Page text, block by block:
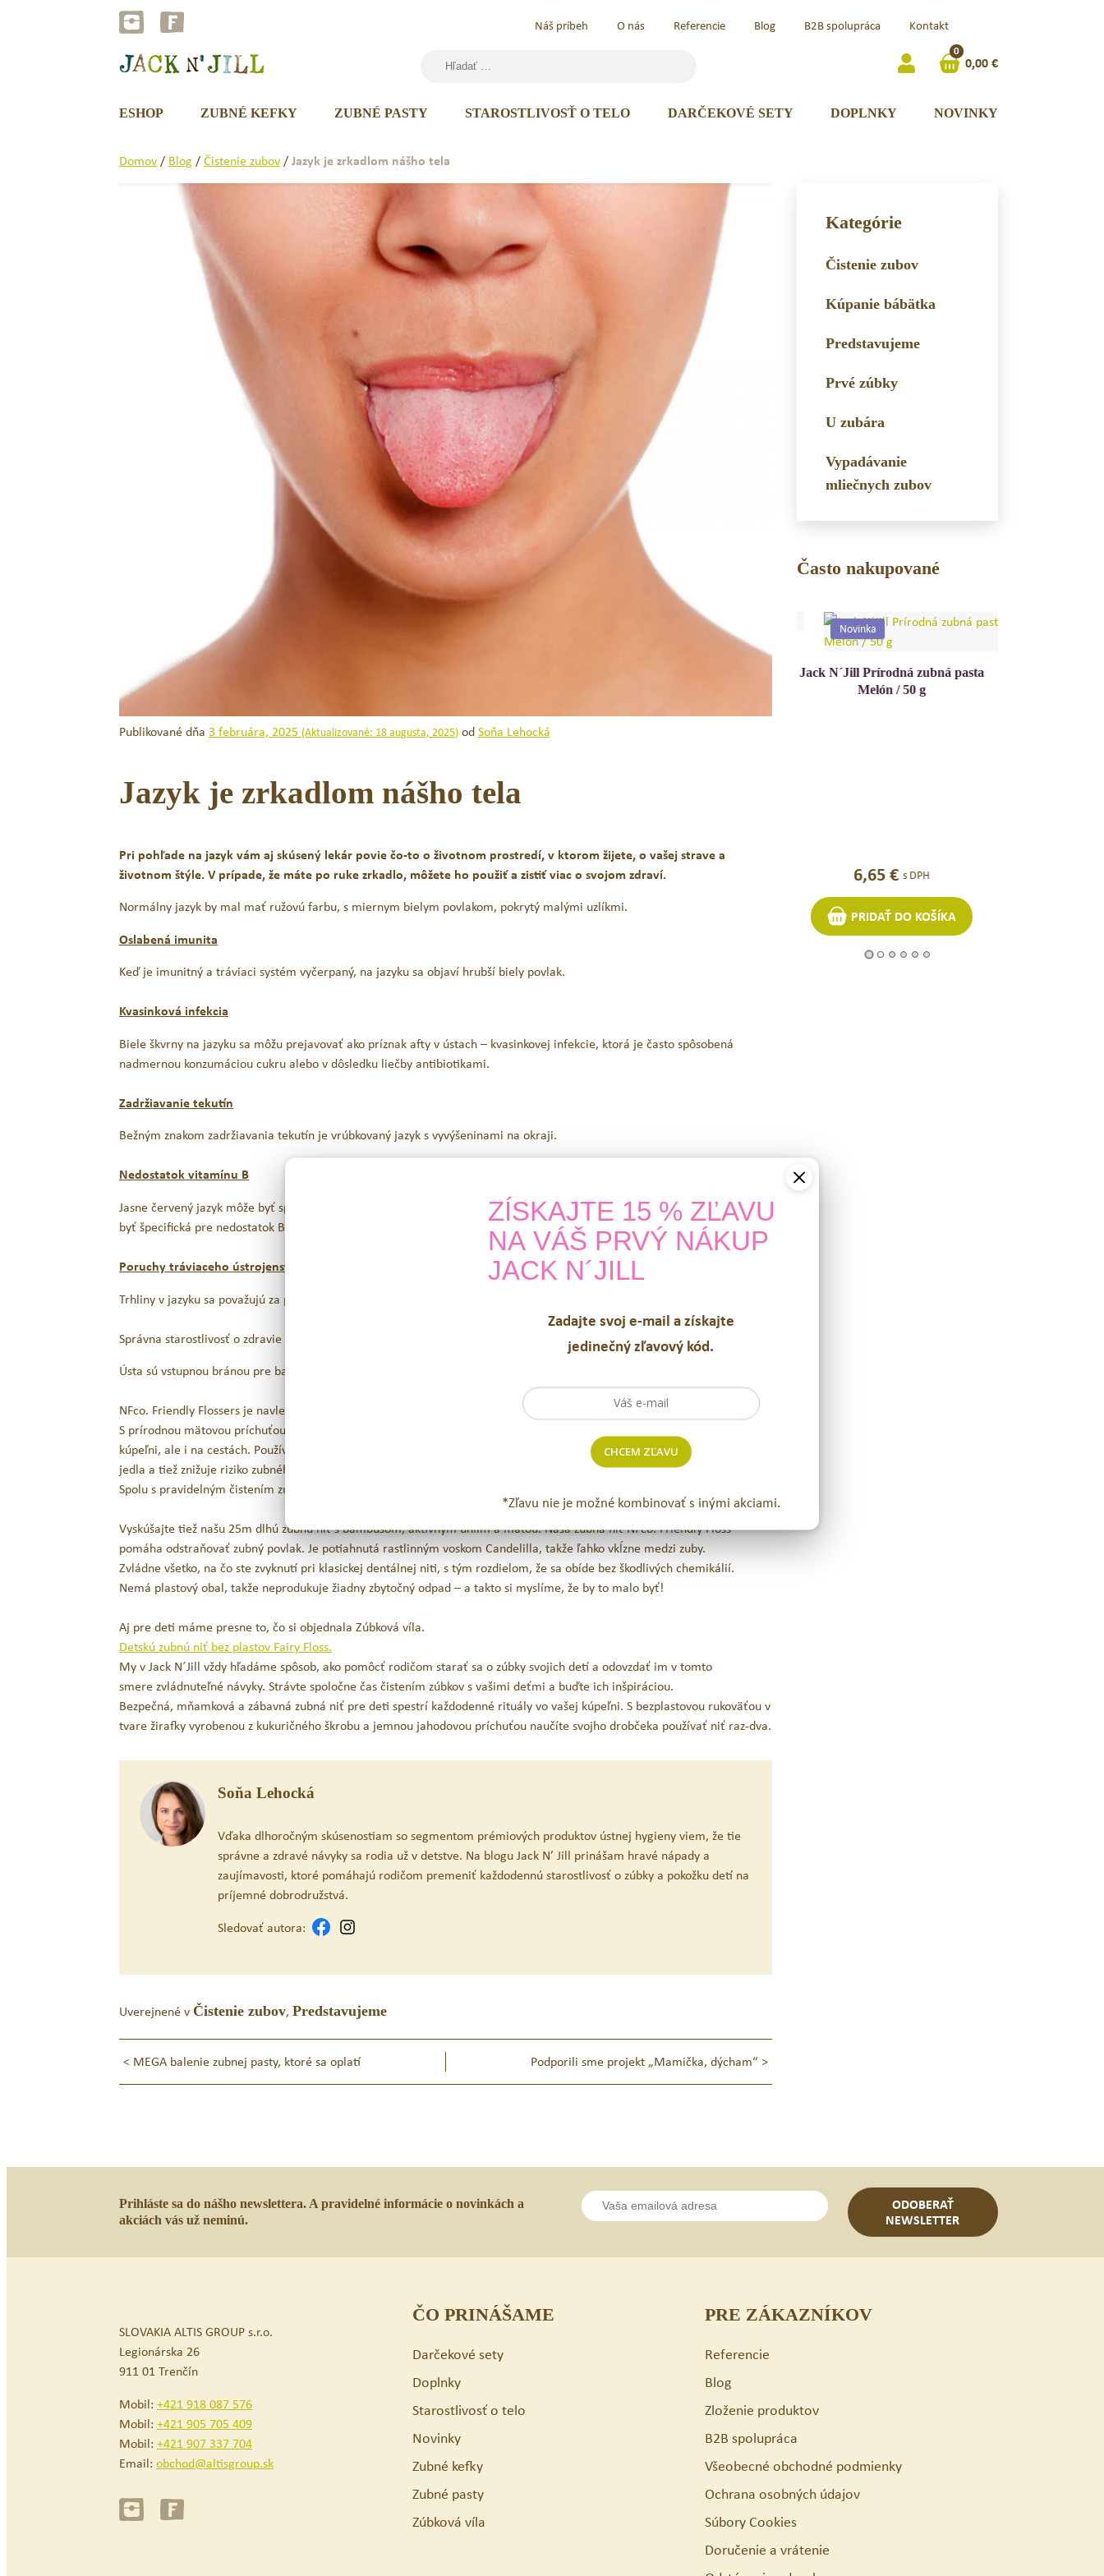
Náš príbeh O nás Referencie Blog B2B spolupráca Kontakt
Hľadať:
0
0,00€
ESHOP ZUBNÉ KEFKY ZUBNÉ PASTY STAROSTLIVOSŤ O TELO DARČEKOVÉ SETY DOPLNKY NOVINKY
Domov/ Blog /Čistenie zubov/Jazyk je zrkadlom nášho tela
Publikované dňa 3 februára, 2025 (Aktualizované: 18 augusta, 2025) odSoňa Lehocká
Jazyk je zrkadlom nášho tela
Pri pohľade na jazyk vám aj skúsený lekár povie čo-to o životnom prostredí, v ktorom žijete, o vašej strave a
životnom štýle. V prípade, že máte po ruke zrkadlo, môžete ho použiť a zistiť viac o svojom zdraví.
Normálny jazyk by mal mať ružovú farbu, s miernym bielym povlakom, pokrytý malými uzlíkmi.
Oslabená imunita
Keď je imunitný a tráviaci systém vyčerpaný, na jazyku sa objaví hrubší biely povlak.
Kvasinková infekcia
Biele škvrny na jazyku sa môžu prejavovať ako príznak afty v ústach – kvasinkovej infekcie, ktorá je často spôsobená
nadmernou konzumáciou cukru alebo v dôsledku liečby antibiotikami.
Zadržiavanie tekutín
Bežným znakom zadržiavania tekutín je vrúbkovaný jazyk s vyvýšeninami na okraji.
Nedostatok vitamínu B
Jasne červený jazyk môže byť spôsobený nedostatkom vitamínu B spolu s cheilózou (praskliny v kútikoch úst), ktorá môže
byť špecifická pre nedostatok B2.
Poruchy tráviaceho ústrojenstva
Trhliny v jazyku sa považujú za predispozíciu ku gastrointestinálnym problémom.
Správna starostlivosť o zdravie ústnej dutiny je nevyhnutná.
Ústa sú vstupnou bránou pre baktérie a preto je potrebné čistiť si dôkladne ústa kefkou a zubnou niťou.
NFco. Friendly Flossers je navlečená bez plastov. Dopĺňa našu ponuku biologicky rozložiteľných
.
S prírodnou mätovou príchuťou a bezplastovým držiakom vyrobeným z kukuričného škrobu je úžasným pomocníkom v
kúpeľni, ale i na cestách. Používanie zubnej nite vám pomôže odstrániť z medzizubného priestoru baktérie, povlak i zvyšky
jedla a tiež znižuje riziko zubného kazu, ochorenia ďasien a zápachu z úst.
Spolu s pravidelným čistením zubov je zubná niť kľúčom k zdravému chrupu a celej ústnej dutiny.
Vyskúšajte tiež našu 25m dlhú zubnú niť s bambusom, aktívnym uhlím a mätou. Naša zubná niť NFco. Friendly Floss
pomáha odstraňovať zubný povlak. Je potiahnutá rastlinným voskom Candelilla, takže ľahko vkĺzne medzi zuby.
Zvládne všetko, na čo ste zvyknutí pri klasickej dentálnej niti, s tým rozdielom, že sa obíde bez škodlivých chemikálií.
Nemá plastový obal, takže neprodukuje žiadny zbytočný odpad – a takto si myslíme, že by to malo byť!
Aj pre deti máme presne to, čo si objednala Zúbková víla.
Detskú zubnú niť bez plastov Fairy Floss.
My v Jack N´Jill vždy hľadáme spôsob, ako pomôcť rodičom starať sa o zúbky svojich detí a odovzdať im v tomto
smere zvládnuteľné návyky. Strávte spoločne čas čistením zúbkov s vašimi deťmi a buďte ich inšpiráciou.
Bezpečná, mňamková a zábavná zubná niť pre deti spestrí každodenné rituály vo vašej kúpeľni. S bezplastovou rukoväťou v
tvare žirafky vyrobenou z kukuričného škrobu a jemnou jahodovou príchuťou naučíte svojho drobčeka používať niť raz-dva.
Soňa Lehocká
Vďaka dlhoročným skúsenostiam so segmentom prémiových produktov ústnej hygieny viem, že tie
správne a zdravé návyky sa rodia už v detstve. Na blogu Jack N’ Jill prinášam hravé nápady a
zaujímavosti, ktoré pomáhajú rodičom premeniť každodennú starostlivosť o zúbky a pokožku detí na
príjemné dobrodružstvá.
Sledovať autora:
Uverejnené v Čistenie zubov, Predstavujeme
Navigácia
< MEGA balenie zubnej pasty, ktoré sa oplatí Podporili sme projekt „Mamička, dýcham“>
Kategórie
Čistenie zubov
Kúpanie bábätka
Predstavujeme
Prvé zúbky
U zubára
Vypadávanie
mliečnych zubov
Často nakupované
Jack N´Jill BIO detská zubná kefka
4,65€ s DPH
PRIDAŤ DO KOŠÍKA
23,85€
Original
price
23,85 €.
15,90€
Current
price
15,90 €.
s DPH
PRIDAŤ DO KOŠÍKA
6,65
Novinka
Jack N´Jill Prírodná zubná pasta
Jablko / 50 g
6,65€ s DPH
PRIDAŤ DO KOŠÍKA
Prihláste sa do nášho newslettera. A pravidelné informácie o novinkách a
akciách vás už neminú.
ODOBERAŤ
NEWSLETTER
SLOVAKIA ALTIS GROUP s.r.o.
Legionárska 26
911 01 Trenčín
Mobil: +421 918 087 576
Mobil: +421 905 705 409
Mobil: +421 907 337 704
Email: obchod@altisgroup.sk
ČO PRINÁŠAME
Darčekové sety
Doplnky
Starostlivosť o telo
Novinky
Zubné kefky
Zubné pasty
Zúbková víla
PRE ZÁKAZNÍKOV
Referencie
Blog
Zloženie produktov
B2B spolupráca
Všeobecné obchodné podmienky
Ochrana osobných údajov
Súbory Cookies
Doručenie a vrátenie
ZÍSKAJTE 15 % ZĽAVU
NA VÁŠ PRVÝ NÁKUP
JACK N´JILL
Zadajte svoj e-mail a získajte
jedinečný zľavový kód.
CHCEM ZĽAVU
*Zľavu nie je možné kombinovať s inými akciami.